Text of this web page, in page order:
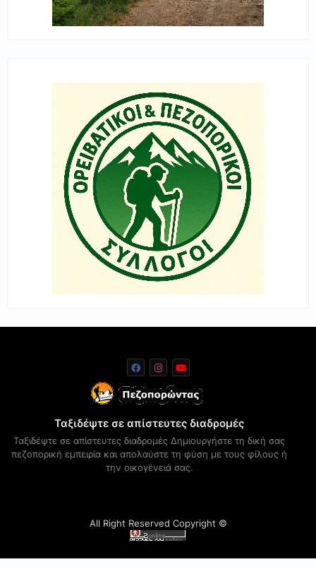
Ταξιδέψτε σε απίστευτες διαδρομές
Ταξιδέψτε σε απίστευτες διαδρομές Δημιουργήστε τη δική σας
πεζοπορική εμπειρία και απολαύστε τη φύση με τους φίλους ή
την οικογένειά σας.
All Right Reserved Copyright ©